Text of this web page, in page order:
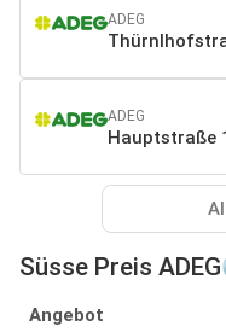
ADEG
ADEG
Hauptstraße
Süsse Preis
Angebot